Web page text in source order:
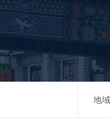
地